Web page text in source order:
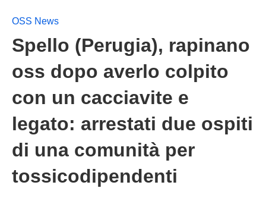
OSS News
Spello (Perugia), rapinano
oss dopo averlo colpito
con un cacciavite e
legato: arrestati due ospiti
di una comunità per
tossicodipendenti